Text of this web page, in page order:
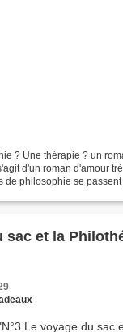
? Une thérapie ? un
d'un roman d'amour
philosophie se passent
sac et la